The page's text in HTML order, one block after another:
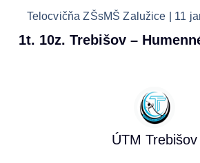
Telocvičňa ZŠsMŠ Zalužice | 11
1t. 10z. Trebišov –
ÚTM Trebišov